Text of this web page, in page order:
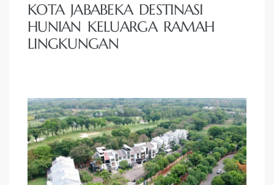
KOTA JABABEKA DESTINASI
HUNIAN KELUARGA RAMAH
LINGKUNGAN